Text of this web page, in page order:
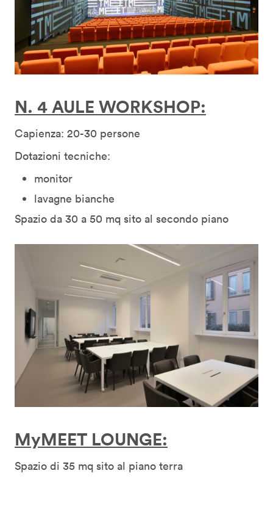
N. 4 AULE WORKSHOP:
Capienza: 20-30 persone
Dotazioni tecniche:
monitor
lavagne bianche
Spazio da 30 a 50 mq sito al secondo piano
MyMEET LOUNGE:
Spazio di 35 mq sito al piano terra